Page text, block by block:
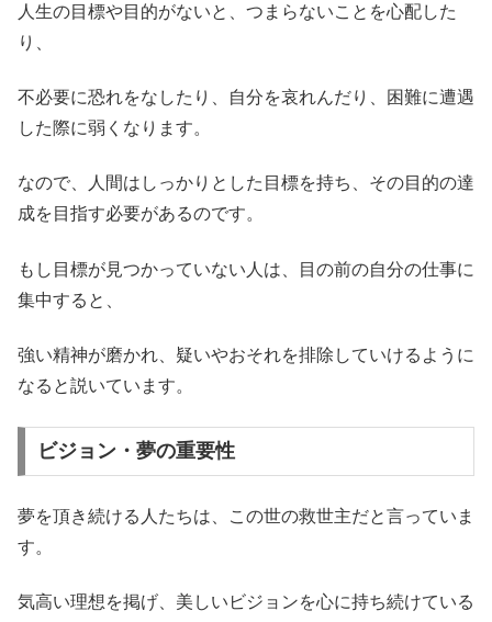
人生の目標や目的がないと、つまらないことを心配した
り、
不必要に恐れをなしたり、自分を哀れんだり、困難に遭遇
した際に弱くなります。
なので、人間はしっかりとした目標を持ち、その目的の達
成を目指す必要があるのです。
もし目標が見つかっていない人は、目の前の自分の仕事に
集中すると、
強い精神が磨かれ、疑いやおそれを排除していけるように
なると説いています。
ビジョン・夢の重要性
夢を頂き続ける人たちは、この世の救世主だと言っていま
す。
気高い理想を掲げ、美しいビジョンを心に持ち続けている